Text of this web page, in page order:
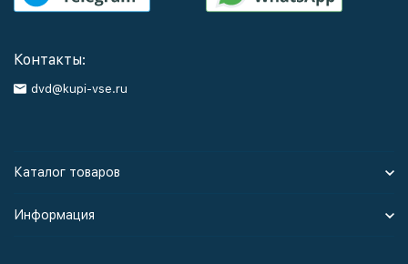
Контакты:
dvd@kupi-vse.ru
Каталог товаров
Информация